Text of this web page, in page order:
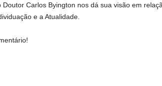
Doutor Carlos Byington nos dá sua visão em
e a Atualidade.